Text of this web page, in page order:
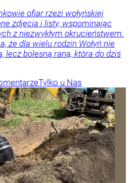
ofiar rzezi wołyńskiej
zdjęcia i listy, wspominając
z niezwykłym okrucieństwem.
że dla wielu rodzin Wołyń nie
lecz bolesną raną, która do dziś
Tylko u Nas